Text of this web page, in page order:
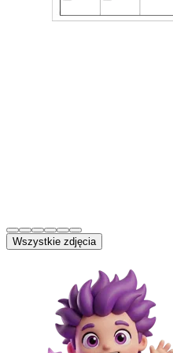
Wszystkie zdjęcia